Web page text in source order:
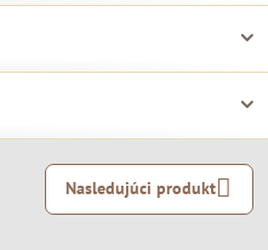
Nasledujúci produkt